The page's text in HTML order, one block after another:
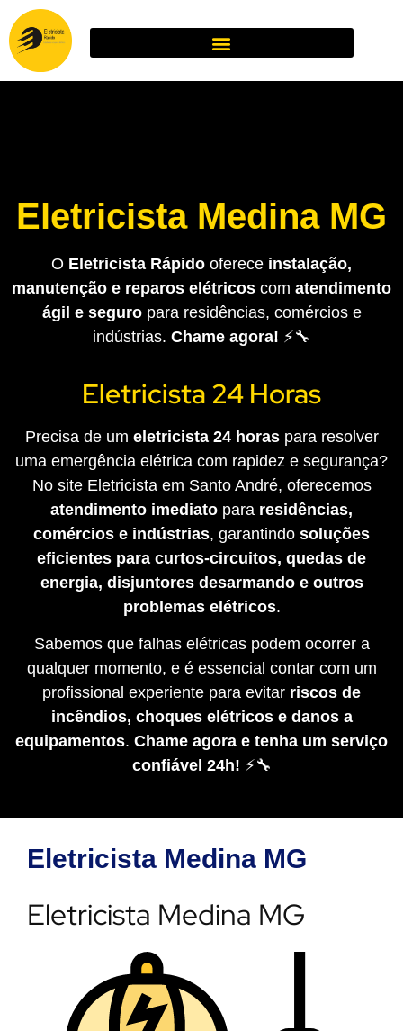
Eletricista Medina MG
O Eletricista Rápido oferece instalação,
manutenção e reparos elétricos com atendimento
ágil e seguropara residências, comércios e
indústrias. Chame agora! ⚡🔧
Eletricista 24 Horas
Precisa de um eletricista 24 horaspara resolver
uma emergência elétrica com rapidez e segurança?
No site Eletricista em Santo André, oferecemos
atendimento imediato para residências,
comércios e indústrias, garantindo soluções
eficientes para curtos-circuitos, quedas de
energia, disjuntores desarmando e outros
problemas elétricos.
Sabemos que falhas elétricas podem ocorrer a
qualquer momento, e é essencial contar com um
profissional experiente para evitar riscos de
incêndios, choques elétricos e danos a
equipamentos. Chame agora e tenha um serviço
confiável 24h! ⚡🔧
Eletricista Medina MG
Eletricista Medina MG